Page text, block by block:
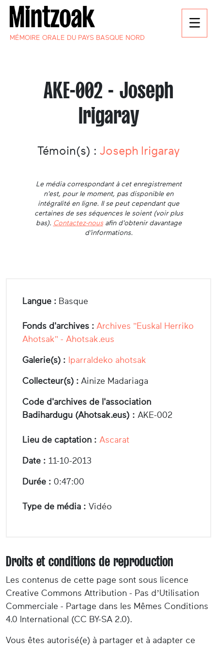
MÉMOIRE ORALE DU PAYS BASQUE NORD
AKE-002 - Joseph
Irigaray
Témoin(s) : Joseph Irigaray
Le média correspondant à cet enregistrement
n'est, pour le moment, pas disponible en
intégralité en ligne. Il se peut cependant que
certaines de ses séquences le soient (voir plus
bas). Contactez-nousafin d'obtenir davantage
d'informations.
Langue : Basque
Fonds d'archives : Archives "Euskal Herriko
Ahotsak" - Ahotsak.eus
Galerie(s) : Iparraldeko ahotsak
Collecteur(s) : Ainize Madariaga
Code d'archives de l'association
Badihardugu (Ahotsak.eus) : AKE-002
Lieu de captation : Ascarat
Date : 11-10-2013
Durée : 0:47:00
Type de média : Vidéo
Droits et conditions de reproduction
Les contenus de cette page sont sous licence
Creative Commons Attribution - Pas d’Utilisation
Commerciale - Partage dans les Mêmes Conditions
4.0 International (CC BY-SA 2.0).
Vous êtes autorisé(e) à partager et à adapter ce